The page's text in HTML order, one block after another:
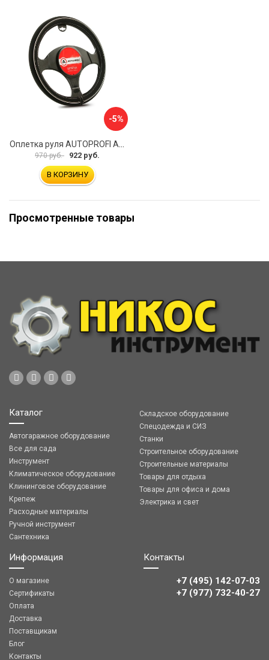
-5%
970 руб. 922 руб.
В КОРЗИНУ
Просмотренные товары
Каталог
Автогаражное оборудование
Все для сада
Инструмент
Климатическое оборудование
Клининговое оборудование
Крепеж
Расходные материалы
Ручной инструмент
Сантехника
Складское оборудование
Спецодежда и СИЗ
Станки
Строительное оборудование
Строительные материалы
Товары для отдыха
Товары для офиса и дома
Электрика и свет
Информация
О магазине
Сертификаты
Оплата
Доставка
Поставщикам
Блог
Контакты
Контакты
+7 (495) 142-07-03
‎‎+7 (977) 732-40-27